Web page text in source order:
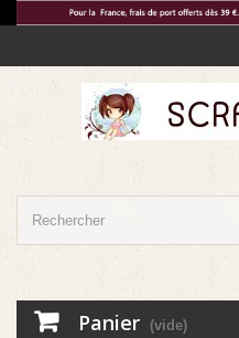
Panier (vide)